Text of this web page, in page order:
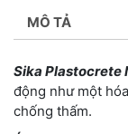
MÔ TẢ
Sika Plastocrete
động như một
chống thấm.